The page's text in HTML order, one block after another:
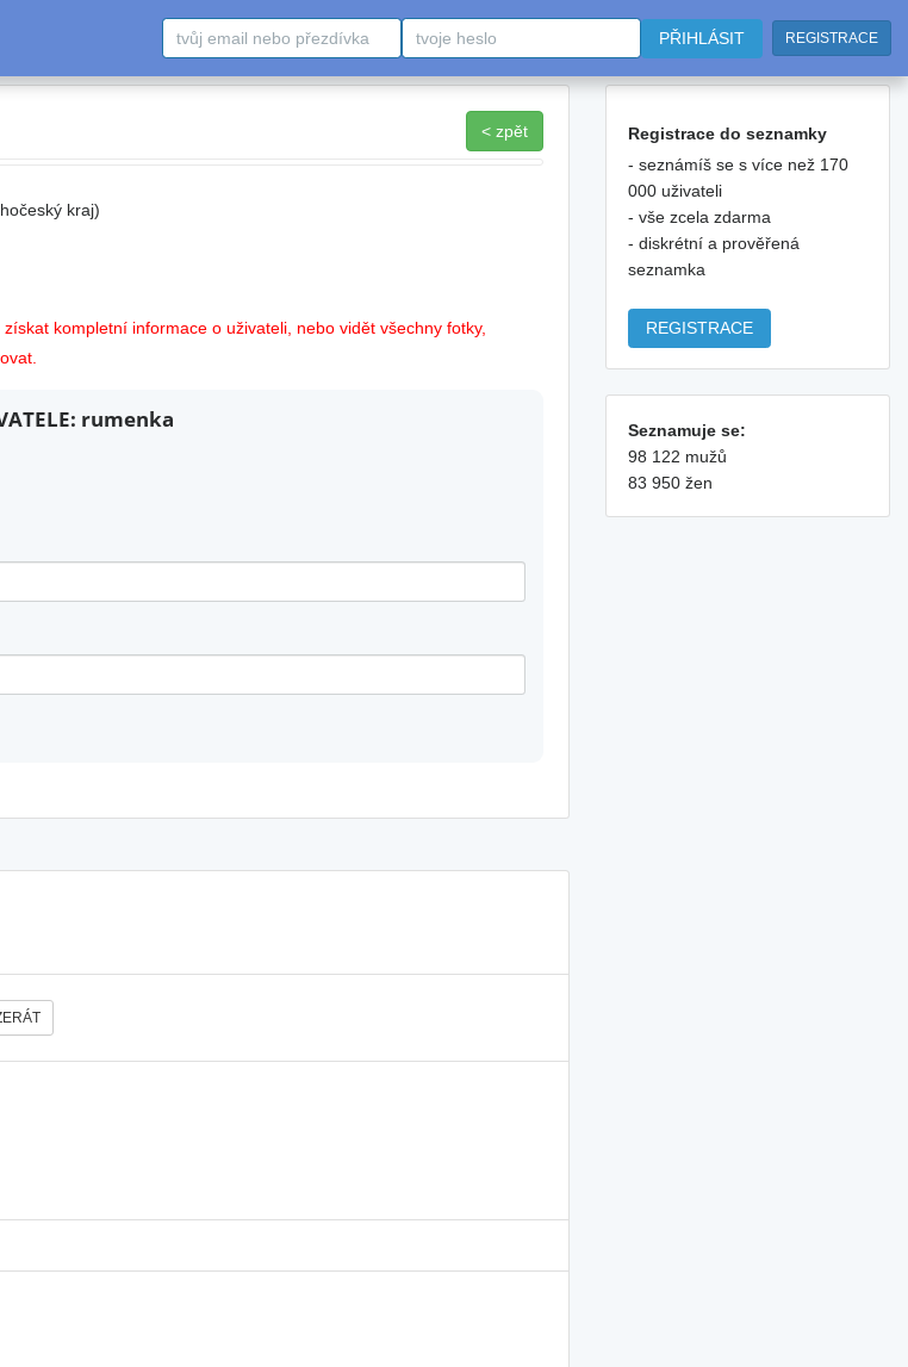
PŘIHLÁSIT REGISTRACE
< zpět
kraj)
kompletní informace o uživateli, nebo vidět všechny fotky,
rumenka
Registrace do seznamky
- seznámíš se s více než 170
000 uživateli
- vše zcela zdarma
- diskrétní a prověřená
seznamka
REGISTRACE
Seznamuje se:
98 122 mužů
83 950 žen